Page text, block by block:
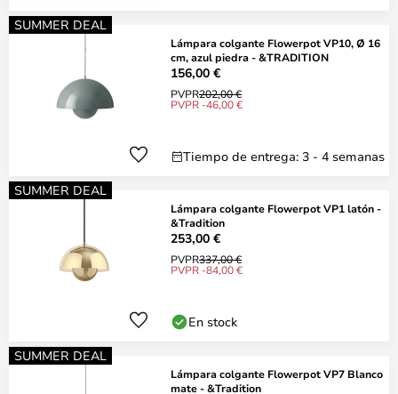
SUMMER DEAL
Lámpara colgante Flowerpot VP10, Ø 16
cm, azul piedra - &TRADITION
156,00 €
PVPR202,00 €
PVPR -46,00 €
Tiempo de entrega: 3 - 4 semanas
SUMMER DEAL
Lámpara colgante Flowerpot VP1 latón -
&Tradition
253,00 €
PVPR337,00 €
PVPR -84,00 €
En stock
SUMMER DEAL
Lámpara colgante Flowerpot VP7 Blanco
mate - &Tradition